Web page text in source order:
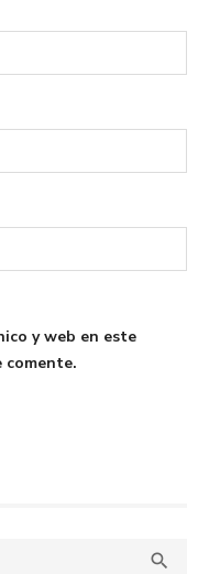
y web en este
comente.
